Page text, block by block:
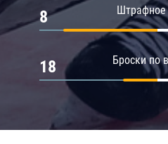
Штрафное
8
Броски по
18